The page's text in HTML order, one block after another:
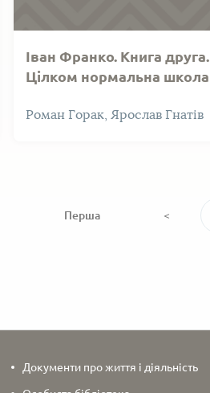
Іван Франко. Книга друга.
Цілком нормальна школа
Роман Горак, Ярослав Гнатів
Перша <
Документи про життя і діяльність